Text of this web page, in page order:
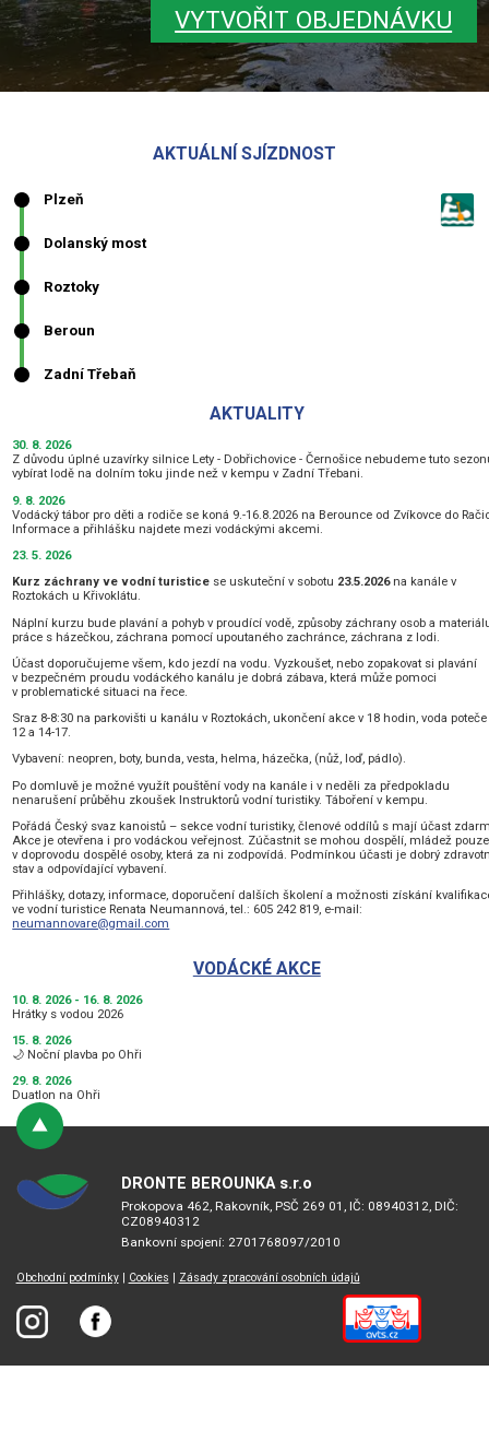
VYTVOŘIT OBJEDNÁVKU
AKTUÁLNÍ SJÍZDNOST
AKTUALITY
30. 8. 2026
Z důvodu úplné uzavírky silnice Lety - Dobřichovice - Černošice nebudeme tuto
vybírat lodě na dolním toku jinde než v kempu v Zadní Třebani.
9. 8. 2026
Vodácký tábor pro děti a rodiče se koná 9.-16.8.2026 na Berounce od Zvíkovce do
Informace a přihlášku najdete mezi vodáckými akcemi.
23. 5. 2026
Kurz záchrany ve vodní turistice se uskuteční v sobotu 23.5.2026na kanále v
Roztokách u Křivoklátu.
Náplní kurzu bude plavání a pohyb v proudící vodě, způsoby záchrany osob a
práce s házečkou, záchrana pomocí upoutaného zachránce, záchrana z lodi.
Účast doporučujeme všem, kdo jezdí na vodu. Vyzkoušet, nebo zopakovat si plavání
v bezpečném proudu vodáckého kanálu je dobrá zábava, která může pomoci
v problematické situaci na řece.
Sraz 8-8:30 na parkovišti u kanálu v Roztokách, ukončení akce v 18 hodin, voda poteče
12 a 14-17.
Vybavení: neopren, boty, bunda, vesta, helma, házečka, (nůž, loď, pádlo).
Po domluvě je možné využít pouštění vody na kanále i v neděli za předpokladu
nenarušení průběhu zkoušek Instruktorů vodní turistiky. Táboření v kempu.
Pořádá Český svaz kanoistů – sekce vodní turistiky, členové oddílů s mají účast
Akce je otevřena i pro vodáckou veřejnost. Zúčastnit se mohou dospělí, mládež pouze
v doprovodu dospělé osoby, která za ni zodpovídá. Podmínkou účasti je dobrý
stav a odpovídající vybavení.
Přihlášky, dotazy, informace, doporučení dalších školení a možnosti získání
ve vodní turistice Renata Neumannová, tel.: 605 242 819, e-mail:
neumannovare@gmail.com
VODÁCKÉ AKCE
10. 8. 2026 - 16. 8. 2026
Hrátky s vodou 2026
15. 8. 2026
🌙 Noční plavba po Ohři
29. 8. 2026
Duatlon na Ohři
DRONTE BEROUNKA s.r.o
Prokopova 462, Rakovník, PSČ 269 01, IČ: 08940312, DIČ:
CZ08940312
Bankovní spojení: 2701768097/2010
Obchodní podmínky| Cookies Zásady zpracování osobních údajů